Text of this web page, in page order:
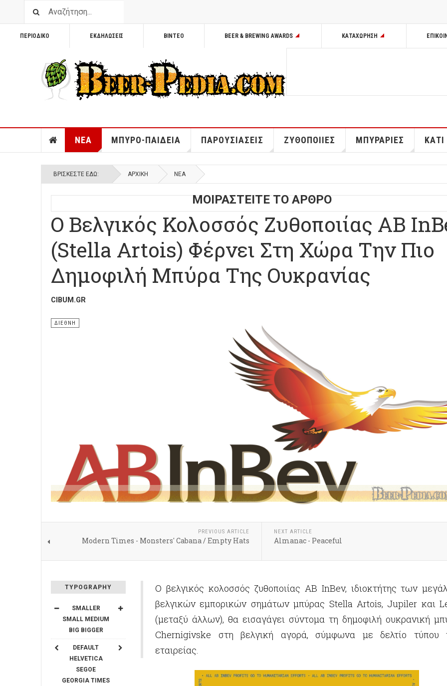
ΠΕΡΙΟΔΙΚΟ ΕΚΔΗΛΩΣΕΙΣ ΒΙΝΤΕΟ BEER & BREWING AWARDS ΚΑΤΑΧΩΡΗΣΗ
ΝΕΑ ΜΠΥΡΟ-ΠΑΙΔΕΙΑ ΠΑΡΟΥΣΙΑΣΕΙΣ ΖΥΘΟΠΟΙΙΕΣ ΜΠΥΡΑΡΙΕΣ
ΒΡΊΣΚΕΣΤΕ ΕΔΏ: ΑΡΧΙΚΉ ΝΕΑ
ΜΟΙΡΑΣΤΕΙΤΕ ΤΟ ΑΡΘΡΟ
Ο Βελγικός Κολοσσός Ζυθοποιίας AB
(Stella Artois) Φέρνει Στη Χώρα Την Πιο
Δημοφιλή Μπύρα Της Ουκρανίας
CIBUM.GR
ΔΙΕΘΝΗ
PREVIOUS ARTICLE
Modern Times - Monsters' Cabana / Empty Hats
NEXT ARTICLE
Almanac - Peaceful
TYPOGRAPHY
SMALLER
SMALL MEDIUM
BIG BIGGER
DEFAULT
HELVETICA
SEGOE
GEORGIA TIMES
Ο βελγικός κολοσσός ζυθοποιίας AB InBev, ιδιοκτήτης των
βελγικών εμπορικών σημάτων μπύρας Stella Artois, Jupiler και
(μεταξύ άλλων), θα εισαγάγει σύντομα τη δημοφιλή ουκρανική
Chernigivske στη βελγική αγορά, σύμφωνα με δελτίο τύπου
εταιρείας.